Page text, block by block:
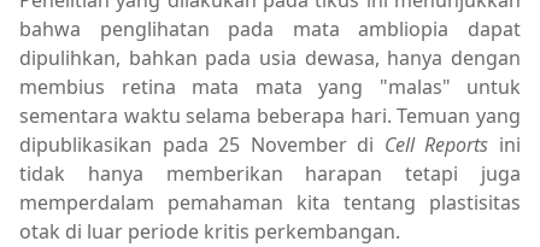
bahwa penglihatan pada mata ambliopia dapat
dipulihkan, bahkan pada usia dewasa, hanya dengan
membius retina mata mata yang "malas" untuk
sementara waktu selama beberapa hari. Temuan yang
dipublikasikan pada 25 November di Cell Reports ini
tidak hanya memberikan harapan tetapi juga
memperdalam pemahaman kita tentang plastisitas
otak di luar periode kritis perkembangan.